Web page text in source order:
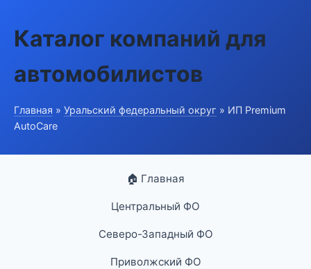
Каталог компаний для
автомобилистов
Главная » Уральский федеральный округ » ИП Premium
AutoCare
🏠 Главная
Центральный ФО
Северо-Западный ФО
Приволжский ФО